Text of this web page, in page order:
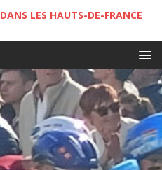
LES HAUTS-DE-FRANCE